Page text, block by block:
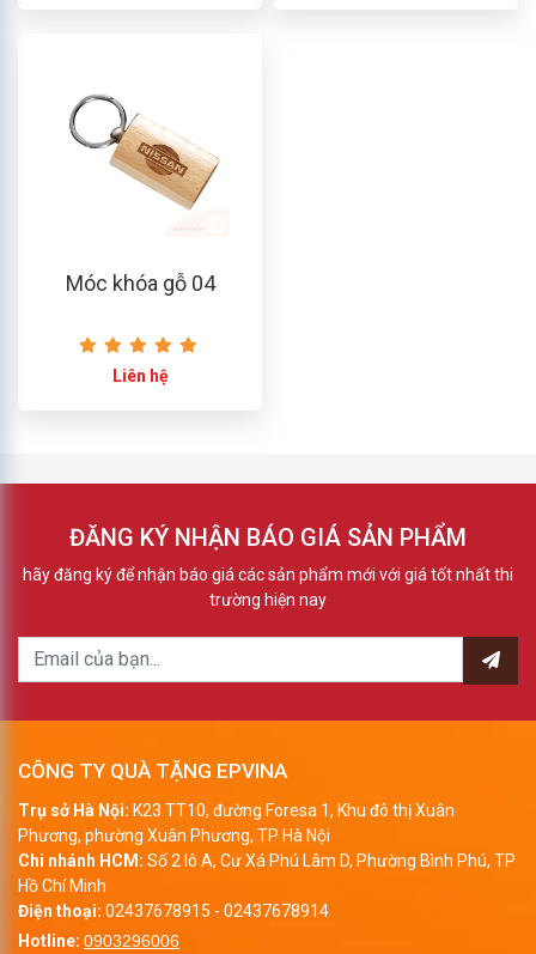
Móc khóa gỗ 04
Liên hệ
ĐĂNG KÝ NHẬN BÁO GIÁ SẢN PHẨM
hãy đăng ký để nhận báo giá các sản phẩm mới với giá tốt nhất thi
trường hiện nay
CÔNG TY QUÀ TẶNG EPVINA
Trụ sở Hà Nội: K23 TT10, đường Foresa 1, Khu đô thị Xuân
Phương, phường Xuân Phương, TP Hà Nội
Chi nhánh HCM: Số 2 lô A, Cư Xá Phú Lâm D, Phường Bình Phú, TP
Hồ Chí Minh
Điện thoại: 02437678915 - 02437678914
Hotline: 0903296006